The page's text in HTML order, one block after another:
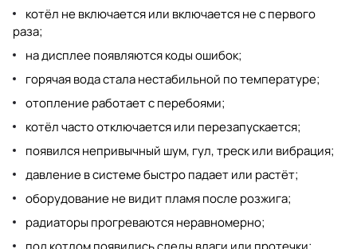
котёл не включается или включается не с первого
раза;
на дисплее появляются коды ошибок;
горячая вода стала нестабильной по температуре;
отопление работает с перебоями;
котёл часто отключается или перезапускается;
появился непривычный шум, гул, треск или вибрация;
давление в системе быстро падает или растёт;
оборудование не видит пламя после розжига;
радиаторы прогреваются неравномерно;